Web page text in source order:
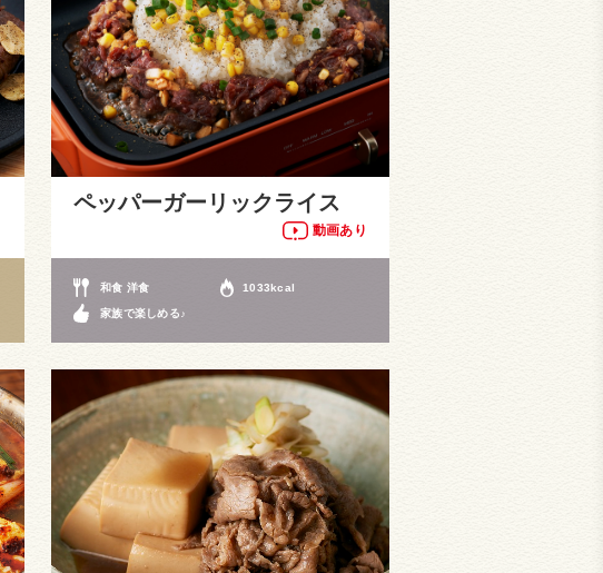
ペッパーガーリックライス
動画あり
和食 洋食 1033kcal
家族で楽しめる♪